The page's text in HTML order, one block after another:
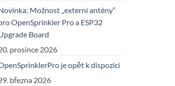
Možnost „externí antény“
OpenSprinkler Pro a ESP32
Board
prosince 2026
je opět k dispozici
března 2026